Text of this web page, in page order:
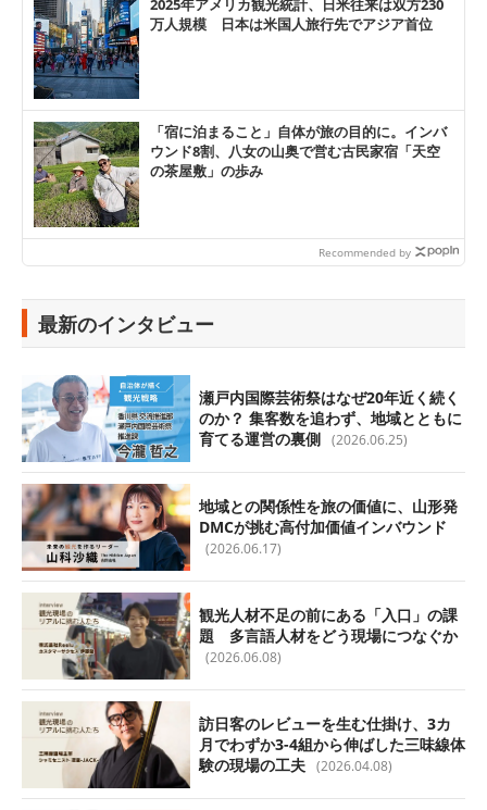
万人規模 日本は米国人旅行先でアジア首位
「宿に泊まること」自体が旅の目的に。インバ
ウンド8割、八女の山奥で営む古民家宿「天空
の茶屋敷」の歩み
Recommended by
最新のインタビュー
瀬戸内国際芸術祭はなぜ20年近く続く
のか？ 集客数を追わず、地域とともに
育てる運営の裏側 (2026.06.25)
地域との関係性を旅の価値に、山形発
DMCが挑む高付加価値インバウンド
(2026.06.17)
観光人材不足の前にある「入口」の課
題 多言語人材をどう現場につなぐか
(2026.06.08)
訪日客のレビューを生む仕掛け、3カ
月でわずか3-4組から伸ばした三味線体
験の現場の工夫 (2026.04.08)